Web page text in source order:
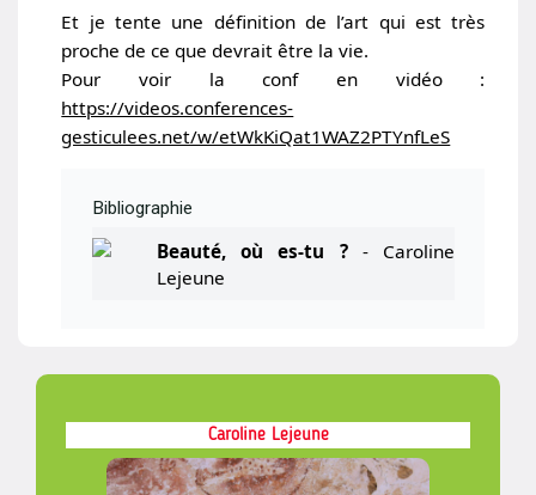
Caroline Lejeune
Et je tente une définition de l’art qui est très
proche de ce que devrait être la vie.
Pour voir la conf en vidéo :
https://videos.conferences-
gesticulees.net/w/etWkKiQat1WAZ2PTYnfLeS
Bibliographie
Beauté, où es-tu ?- Caroline
Lejeune